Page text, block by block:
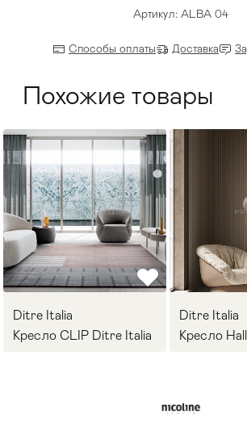
Артикул: ALBA 04
Способы оплаты Доставка
Похожие товары
Ditre Italia
Кресло CLIP Ditre Italia
Ditre Italia
Кресло